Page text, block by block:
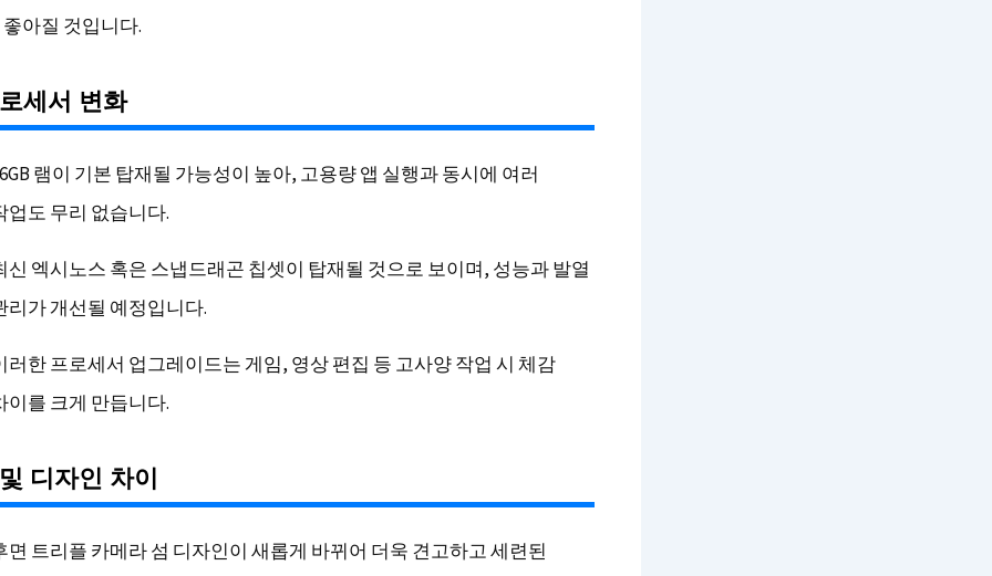
아질 것입니다.
세서 변화
램이 기본 탑재될 가능성이 높아, 고용량 앱 실행과 동시에 여러
업도 무리 없습니다.
신 엑시노스 혹은 스냅드래곤 칩셋이 탑재될 것으로 보이며, 성능과 발열
리가 개선될 예정입니다.
러한 프로세서 업그레이드는 게임, 영상 편집 등 고사양 작업 시 체감
이를 크게 만듭니다.
디자인 차이
면 트리플 카메라 섬 디자인이 새롭게 바뀌어 더욱 견고하고 세련된